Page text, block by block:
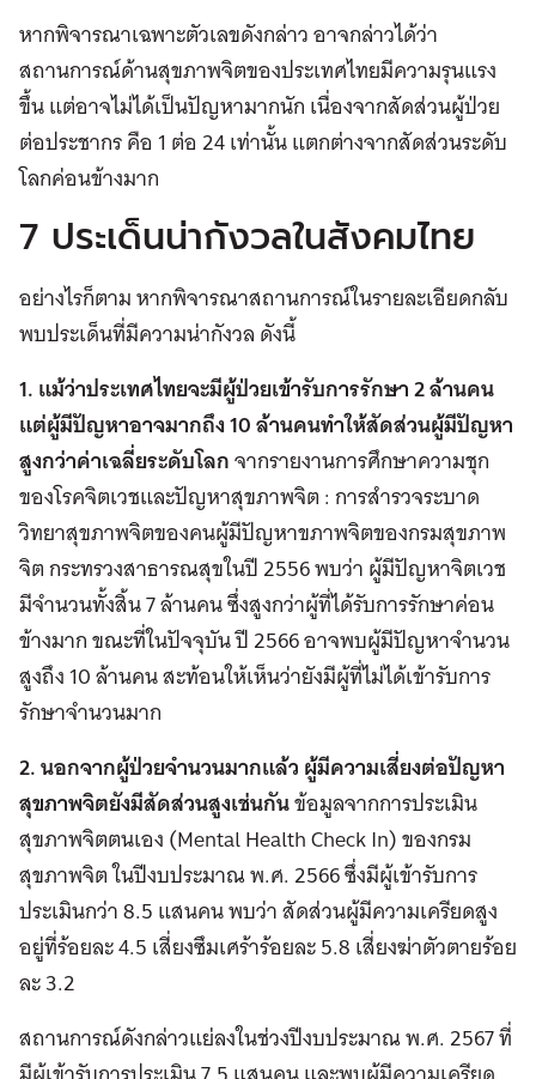
หากพิจารณาเฉพาะตัวเลขดังกล่าว อาจกล่าวได้ว่า
สถานการณ์ด้านสุขภาพจิตของประเทศไทยมีความรุนแรง
ขึ้น แต่อาจไม่ได้เป็นปัญหามากนัก เนื่องจากสัดส่วนผู้ป่วย
ต่อประชากร คือ 1 ต่อ 24 เท่านั้น แตกต่างจากสัดส่วนระดับ
โลกค่อนข้างมาก
7 ประเด็นน่ากังวลในสังคมไทย
อย่างไรก็ตาม หากพิจารณาสถานการณ์ในรายละเอียดกลับ
พบประเด็นที่มีความน่ากังวล ดังนี้
1. แม้ว่าประเทศไทยจะมีผู้ป่วยเข้ารับการรักษา 2 ล้านคน
แต่ผู้มีปัญหาอาจมากถึง 10 ล้านคนทำให้สัดส่วนผู้มีปัญหา
สูงกว่าค่าเฉลี่ยระดับโลกจากรายงานการศึกษาความชุก
ของโรคจิตเวชและปัญหาสุขภาพจิต : การสำรวจระบาด
วิทยาสุขภาพจิตของคนผู้มีปัญหาขภาพจิตของกรมสุขภาพ
จิต กระทรวงสาธารณสุขในปี 2556 พบว่า ผู้มีปัญหาจิตเวช
มีจำนวนทั้งสิ้น 7 ล้านคน ซึ่งสูงกว่าผู้ที่ได้รับการรักษาค่อน
ข้างมาก ขณะที่ในปัจจุบัน ปี 2566 อาจพบผู้มีปัญหาจำนวน
สูงถึง 10 ล้านคน สะท้อนให้เห็นว่ายังมีผู้ที่ไม่ได้เข้ารับการ
รักษาจำนวนมาก
2. นอกจากผู้ป่วยจำนวนมากแล้ว ผู้มีความเสี่ยงต่อปัญหา
สุขภาพจิตยังมีสัดส่วนสูงเช่นกันข้อมูลจากการประเมิน
สุขภาพจิตตนเอง (Mental Health Check In) ของกรม
สุขภาพจิต ในปีงบประมาณ พ.ศ. 2566 ซึ่งมีผู้เข้ารับการ
ประเมินกว่า 8.5 แสนคน พบว่า สัดส่วนผู้มีความเครียดสูง
อยู่ที่ร้อยละ 4.5 เสี่ยงซึมเศร้าร้อยละ 5.8 เสี่ยงฆ่าตัวตายร้อย
ละ 3.2
สถานการณ์ดังกล่าวแย่ลงในช่วงปีงบประมาณ พ.ศ. 2567 ที่